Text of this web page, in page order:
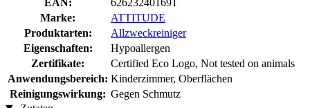
Marke:
ATTITUDE
Produktarten:
Allzweckreiniger
Eigenschaften:
Hypoallergen
Zertifikate:
Certified Eco Logo, Not tested on animals
Anwendungsbereich: Kinderzimmer, Oberflächen
Reinigungswirkung: Gegen Schmutz